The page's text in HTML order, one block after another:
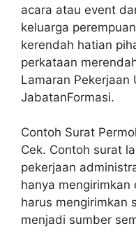
acara atau event
keluarga
kerendah hatian
perkataan
Lamaran Pekerjaan
JabatanFormasi.
Contoh Surat
Cek. Contoh surat
pekerjaan
hanya mengirimkan
harus mengirimkan
menjadi sumber